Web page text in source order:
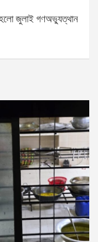
হলো জুলাই গণঅভ্যুত্থান